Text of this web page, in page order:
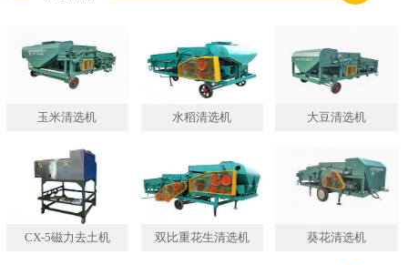
玉米清选机 水稻清选机 大豆清选机
CX-5磁力去土机 双比重花生清选机 葵花清选机